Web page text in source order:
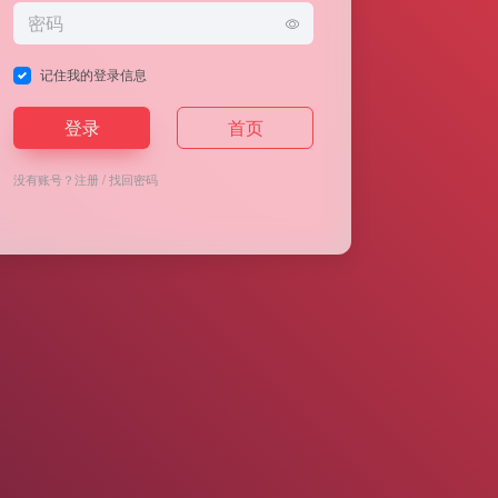
记住我的登录信息
登录 首页
没有账号？注册/找回密码